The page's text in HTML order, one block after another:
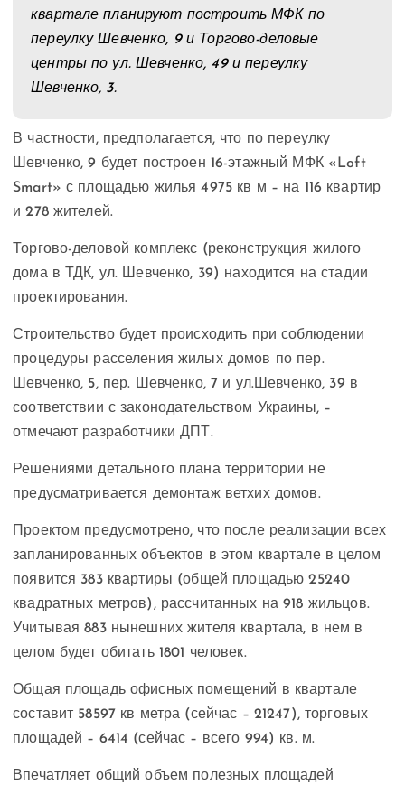
квартале планируют построить МФК по
переулку Шевченко, 9 и Торгово-деловые
центры по ул. Шевченко, 49 и переулку
Шевченко, 3.
В частности, предполагается, что по переулку
Шевченко, 9 будет построен 16-этажный МФК «Loft
Smart» с площадью жилья 4975 кв м – на 116 квартир
и 278 жителей.
Торгово-деловой комплекс (реконструкция жилого
дома в ТДК, ул. Шевченко, 39) находится на стадии
проектирования.
Строительство будет происходить при соблюдении
процедуры расселения жилых домов по пер.
Шевченко, 5, пер. Шевченко, 7 и ул.Шевченко, 39 в
соответствии с законодательством Украины, –
отмечают разработчики ДПТ.
Решениями детального плана территории не
предусматривается демонтаж ветхих домов.
Проектом предусмотрено, что после реализации всех
запланированных объектов в этом квартале в целом
появится 383 квартиры (общей площадью 25240
квадратных метров), рассчитанных на 918 жильцов.
Учитывая 883 нынешних жителя квартала, в нем в
целом будет обитать 1801 человек.
Общая площадь офисных помещений в квартале
составит 58597 кв метра (сейчас – 21247), торговых
площадей – 6414 (сейчас – всего 994) кв. м.
Впечатляет общий объем полезных площадей